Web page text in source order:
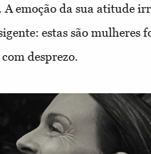
A emoção da sua atitude
estas são mulheres
desprezo.